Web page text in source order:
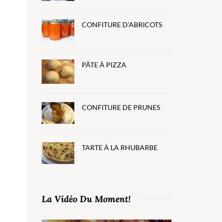
CONFITURE D'ABRICOTS
PÂTE À PIZZA
CONFITURE DE PRUNES
TARTE À LA RHUBARBE
La Vidéo Du Moment!